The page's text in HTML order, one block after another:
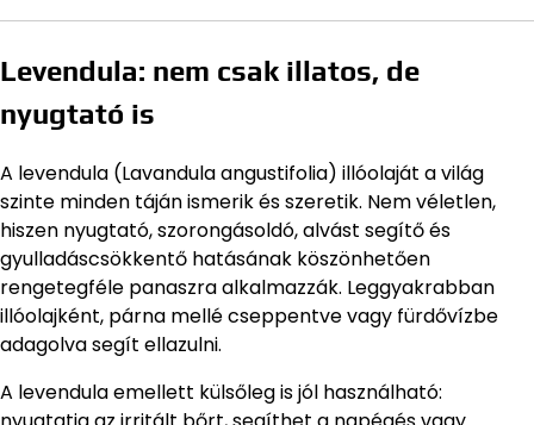
Levendula: nem csak illatos, de
nyugtató is
A levendula (Lavandula angustifolia) illóolaját a világ
szinte minden táján ismerik és szeretik. Nem véletlen,
hiszen nyugtató, szorongásoldó, alvást segítő és
gyulladáscsökkentő hatásának köszönhetően
rengetegféle panaszra alkalmazzák. Leggyakrabban
illóolajként, párna mellé cseppentve vagy fürdővízbe
adagolva segít ellazulni.
A levendula emellett külsőleg is jól használható: